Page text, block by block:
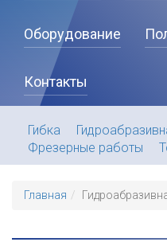
Оборудование
Контакты
Гибка
Фрезерные работы
Главная